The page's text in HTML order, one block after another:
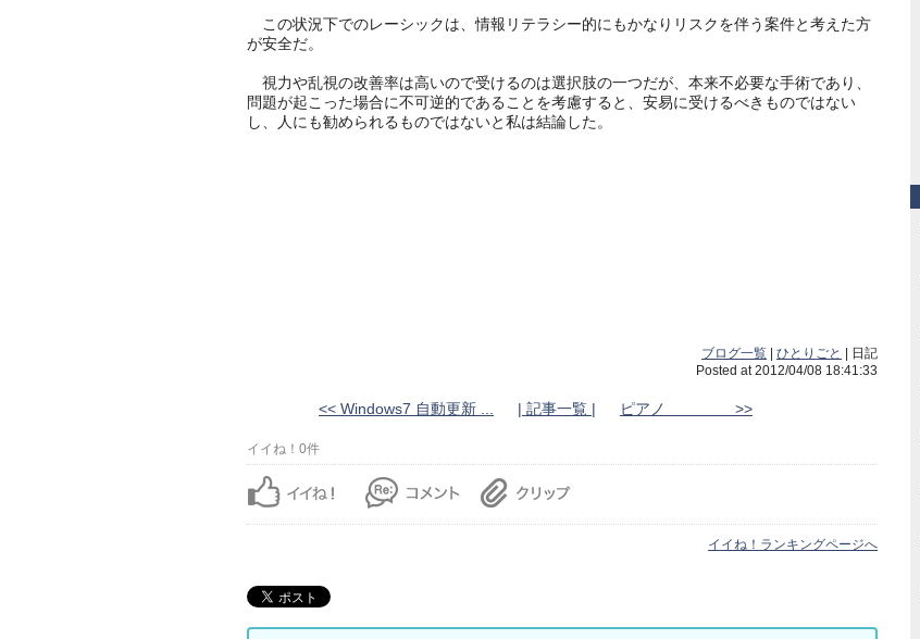
この状況下でのレーシックは、情報リテラシー的にもかなりリスクを伴う案件と考えた方
が安全だ。
視力や乱視の改善率は高いので受けるのは選択肢の一つだが、本来不必要な手術であり、
問題が起こった場合に不可逆的であることを考慮すると、安易に受けるべきものではない
し、人にも勧められるものではないと私は結論した。
ブログ一覧 ひとりごと
| 日記
Posted at 2012/04/08 18:41:33
<< Windows7 自動更新 ... | 記事一覧 | ピアノ >>
イイね！0件
イイね！ランキングページへ